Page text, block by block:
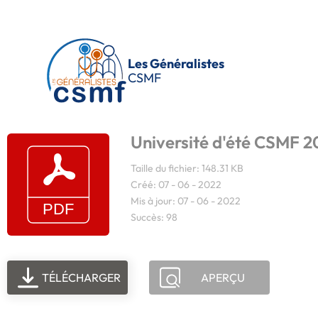
Les Généralistes
CSMF
Université d'été CSMF
Taille du fichier: 148.31 KB
Créé: 07 - 06 - 2022
Mis à jour: 07 - 06 - 2022
Succès: 98
TÉLÉCHARGER APERÇU